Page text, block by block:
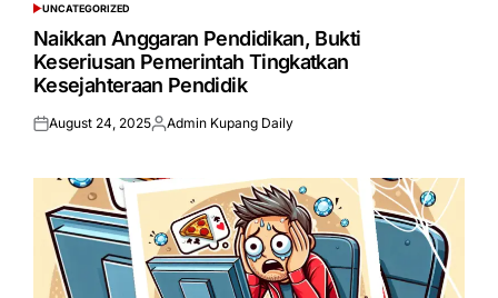
POSTED
IN
UNCATEGORIZED
Naikkan Anggaran Pendidikan, Bukti
Keseriusan Pemerintah Tingkatkan
Kesejahteraan Pendidik
Posted
August 24, 2025Posted
Admin Kupang Daily